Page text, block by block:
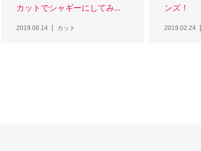
カットでシャギーにしてみ...
2019.08.14 カット
ンズ！
2019.02.24